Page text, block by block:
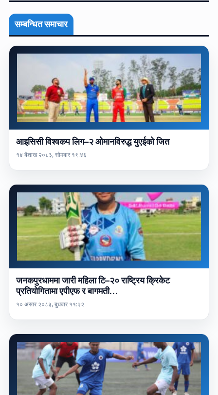
सम्बन्धित समाचार
आइसिसी विश्वकप लिग–२ ओमानविरुद्ध युएईको जित
१४ बैशाख २०८३, सोमबार १९:४६
जनकपुरधाममा जारी महिला टि–२० राष्ट्रिय क्रिकेट
प्रतियोगितामा एपीएफ र बागमती…
१० असार २०८३, बुधबार ११:२२